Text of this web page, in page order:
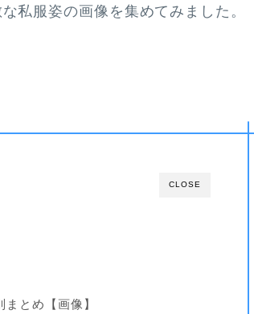
私服姿の画像を集めてみました。
CLOSE
とめ【画像】